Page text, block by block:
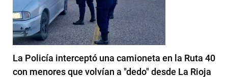
La Policía interceptó una camioneta en la Ruta 40
con menores que volvían a "dedo" desde La Rioja